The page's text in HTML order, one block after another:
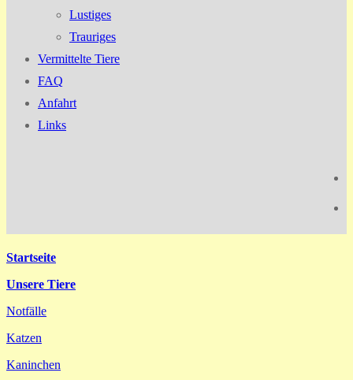
Lustiges
Trauriges
Vermittelte Tiere
FAQ
Anfahrt
Links
Startseite
Unsere Tiere
Notfälle
Katzen
Kaninchen